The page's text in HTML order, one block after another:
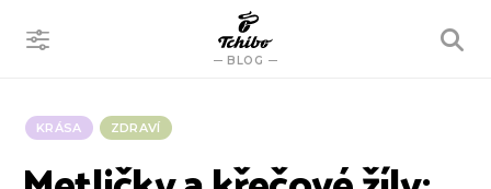
BLOG
VYHLEDÁVÁNÍ
KRÁSA ZDRAVÍ